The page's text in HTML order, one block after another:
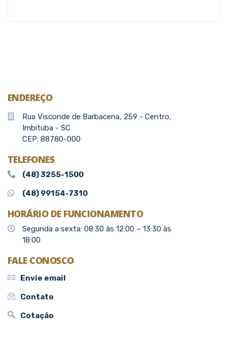
ENDEREÇO
Rua Visconde de Barbacena, 259 - Centro,
Imbituba - SC
CEP: 88780-000
TELEFONES
(48) 3255-1500
(48) 99154-7310
HORÁRIO DE FUNCIONAMENTO
Segunda a sexta: 08:30 às 12:00 – 13:30 às
18:00
FALE CONOSCO
Envie email
Contato
Cotação